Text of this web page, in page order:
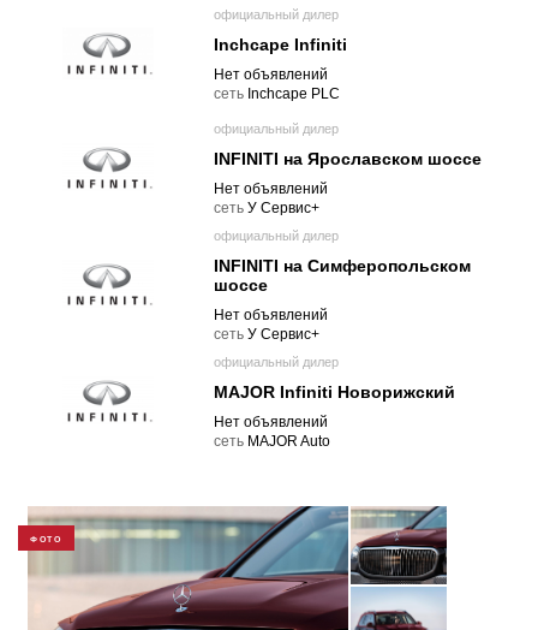
официальный дилер
Inchcape Infiniti
Нет объявлений
cеть Inchcape PLC
официальный дилер
INFINITI на Ярославском шоссе
Нет объявлений
cеть У Сервис+
официальный дилер
INFINITI на Симферопольском
шоссе
Нет объявлений
cеть У Сервис+
официальный дилер
MAJOR Infiniti Новорижский
Нет объявлений
cеть MAJOR Auto
ФОТО